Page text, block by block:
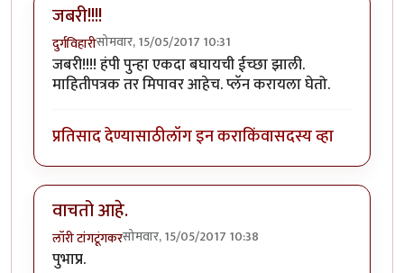
जबरी!!!!
दुर्गविहारीसोमवार, 15/05/2017 10:31
जबरी!!!! हंपी पुन्हा एकदा बघायची ईच्छा झाली.
माहितीपत्रक तर मिपावर आहेच. प्लॅन करायला घेतो.
प्रतिसाद देण्यासाठीलॉग इन कराकिंवासदस्य व्हा
वाचतो आहे.
लॉरी टांगटूंगकरसोमवार, 15/05/2017 10:38
पुभाप्र.